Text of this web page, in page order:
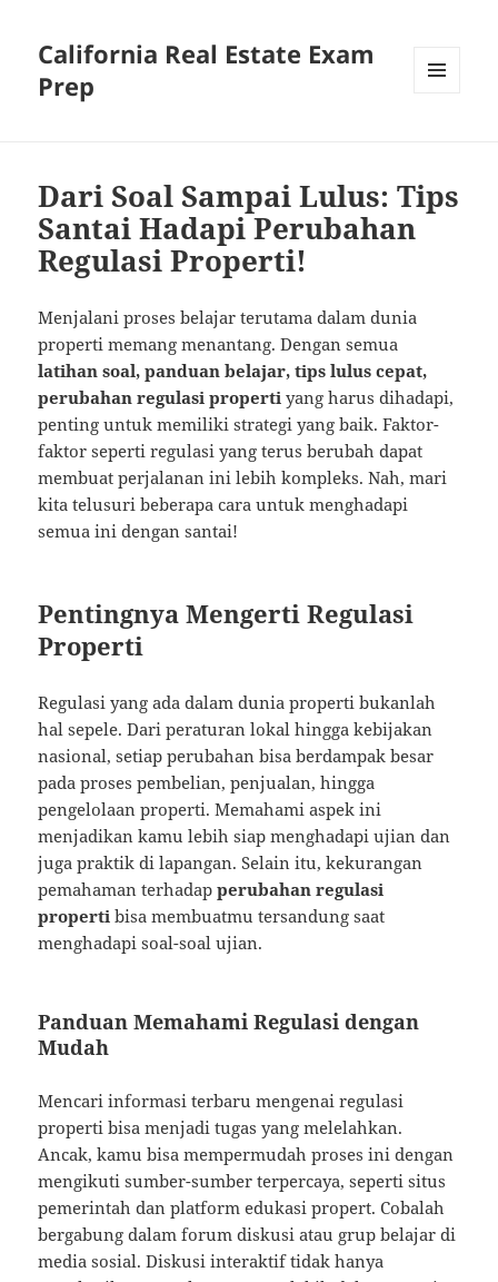
California Real Estate Exam
Prep
Dari Soal Sampai Lulus: Tips
Santai Hadapi Perubahan
Regulasi Properti!
Menjalani proses belajar terutama dalam dunia
properti memang menantang. Dengan semua
latihan soal, panduan belajar, tips lulus cepat,
perubahan regulasi properti yang harus dihadapi,
penting untuk memiliki strategi yang baik. Faktor-
faktor seperti regulasi yang terus berubah dapat
membuat perjalanan ini lebih kompleks. Nah, mari
kita telusuri beberapa cara untuk menghadapi
semua ini dengan santai!
Pentingnya Mengerti Regulasi
Properti
Regulasi yang ada dalam dunia properti bukanlah
hal sepele. Dari peraturan lokal hingga kebijakan
nasional, setiap perubahan bisa berdampak besar
pada proses pembelian, penjualan, hingga
pengelolaan properti. Memahami aspek ini
menjadikan kamu lebih siap menghadapi ujian dan
juga praktik di lapangan. Selain itu, kekurangan
pemahaman terhadapperubahan regulasi
properti bisa membuatmu tersandung saat
menghadapi soal-soal ujian.
Panduan Memahami Regulasi dengan
Mudah
Mencari informasi terbaru mengenai regulasi
properti bisa menjadi tugas yang melelahkan.
Ancak, kamu bisa mempermudah proses ini dengan
mengikuti sumber-sumber terpercaya, seperti situs
pemerintah dan platform edukasi propert. Cobalah
bergabung dalam forum diskusi atau grup belajar di
media sosial. Diskusi interaktif tidak hanya